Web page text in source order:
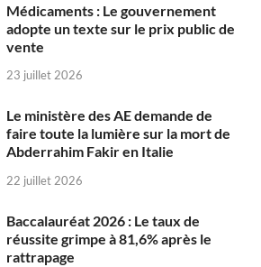
Médicaments : Le gouvernement
adopte un texte sur le prix public de
vente
23 juillet 2026
Le ministère des AE demande de
faire toute la lumière sur la mort de
Abderrahim Fakir en Italie
22 juillet 2026
Baccalauréat 2026 : Le taux de
réussite grimpe à 81,6% après le
rattrapage